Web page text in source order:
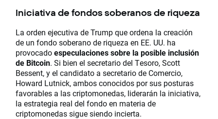
Iniciativa de fondos soberanos de riqueza
La orden ejecutiva de Trump que ordena la creación
de un fondo soberano de riqueza en EE. UU. ha
provocadoespeculaciones sobre la posible inclusión
de Bitcoin. Si bien el secretario del Tesoro, Scott
Bessent, y el candidato a secretario de Comercio,
Howard Lutnick, ambos conocidos por sus posturas
favorables a las criptomonedas, liderarán la iniciativa,
la estrategia real del fondo en materia de
criptomonedas sigue siendo incierta.